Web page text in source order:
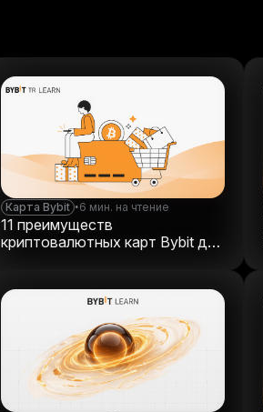
Карта Bybit •6 мин. на чтение
11 преимуществ
криптовалютных карт Bybit для